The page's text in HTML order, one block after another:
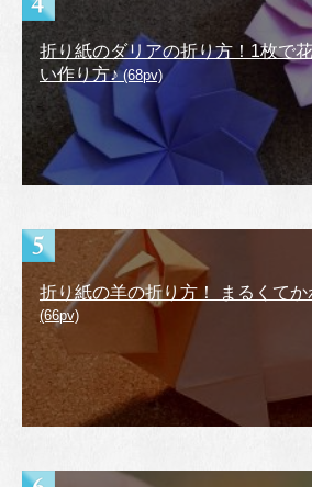
折り紙のダリアの折り方！1枚で
い作り方♪(68pv)
折り紙の羊の折り方！ まるくてか
(66pv)